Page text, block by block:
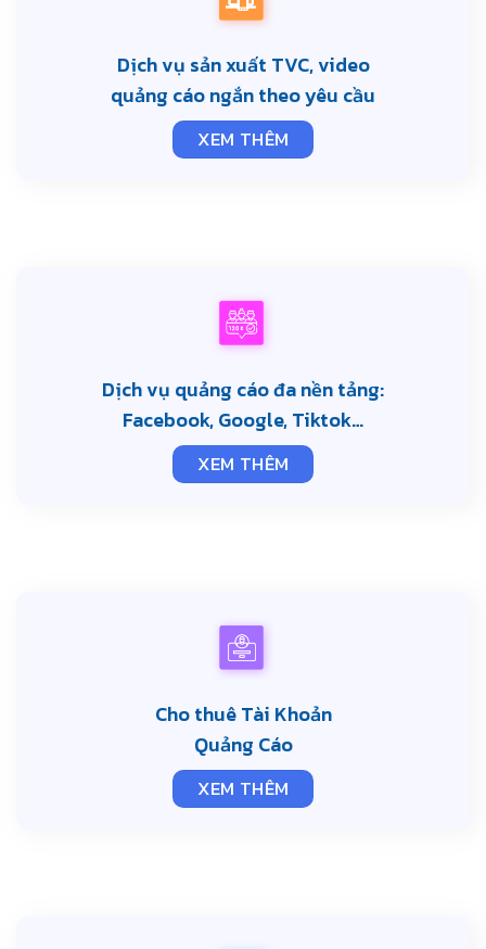
Dịch vụ sản xuất TVC, video
quảng cáo ngắn theo yêu cầu
XEM THÊM
Dịch vụ quảng cáo đa nền tảng:
Facebook, Google, Tiktok…
XEM THÊM
Cho thuê Tài Khoản
Quảng Cáo
XEM THÊM